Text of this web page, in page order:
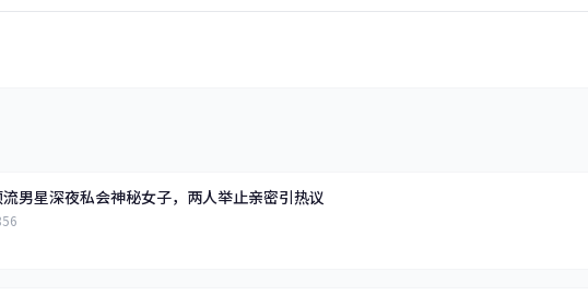
男星深夜私会神秘女子，两人举止亲密引热议